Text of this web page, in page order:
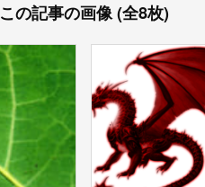
この記事の画像 (全8枚)